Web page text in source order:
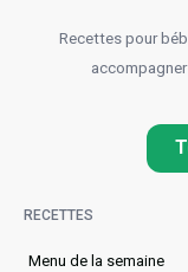
Recettes pour
RECETTES
Menu de la semaine​